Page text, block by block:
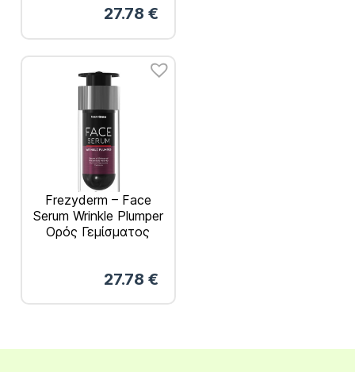
27.78 €
Frezyderm – Face
Serum Wrinkle Plumper
Ορός Γεμίσματος
27.78 €